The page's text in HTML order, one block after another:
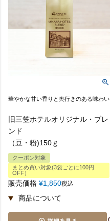
華やかな甘い香りと奥行きのある味わい
旧三笠ホテルオリジナル・ブレ
ンド
（豆・粉)150ｇ
クーポン対象
まとめ買い対象(3袋ごとに100円
OFF）
販売価格 ¥1,850税込